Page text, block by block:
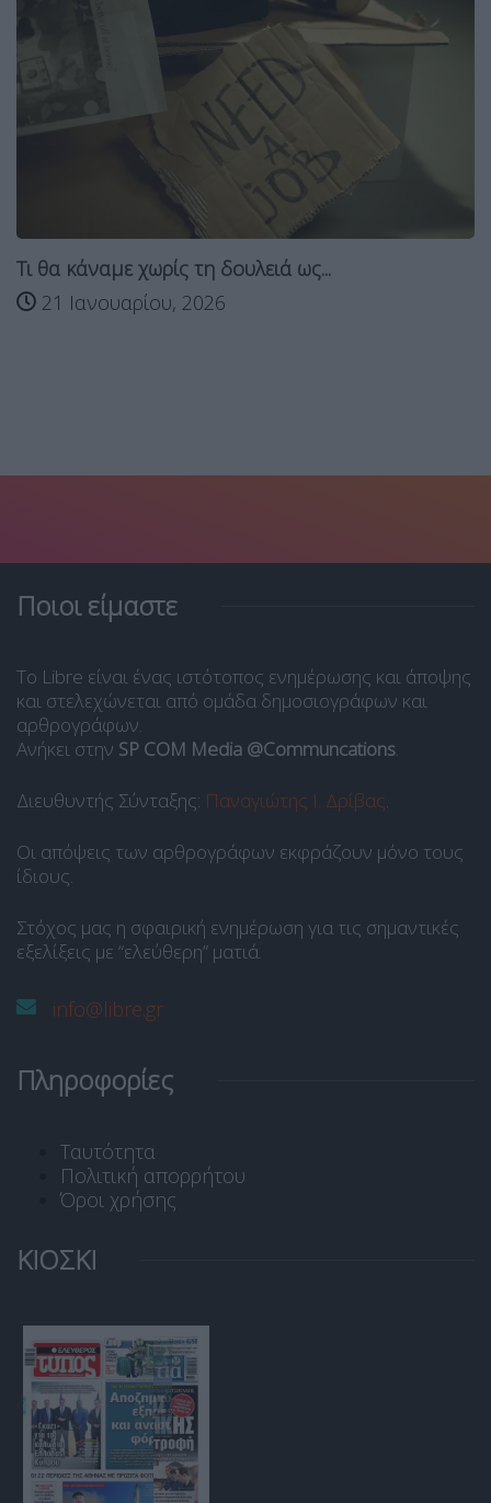
Τι θα κάναμε χωρίς τη δουλειά ως...
21 Ιανουαρίου, 2026
Ποιοι είμαστε
Το Libre είναι ένας ιστότοπος ενημέρωσης και άποψης
και στελεχώνεται από ομάδα δημοσιογράφων και
αρθρογράφων.
Ανήκει στην SP COM Media @Communcations.
Διευθυντής Σύνταξης: Παναγιώτης Ι. Δρίβας.
Οι απόψεις των αρθρογράφων εκφράζουν μόνο τους
ίδιους.
Στόχος μας η σφαιρική ενημέρωση για τις σημαντικές
εξελίξεις με “ελεύθερη” ματιά.
info@libre.gr
Πληροφορίες
Ταυτότητα
Πολιτική απορρήτου
Όροι χρήσης
ΚΙΟΣΚΙ